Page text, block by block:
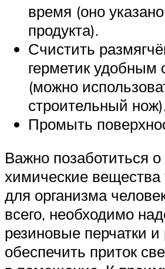
время (оно
продукта).
Счистить
герметик удобным
(можно
строительный
Промыть
Важно позаботиться
химические вещества
для организма
всего, необходимо
резиновые перчатки и
обеспечить приток